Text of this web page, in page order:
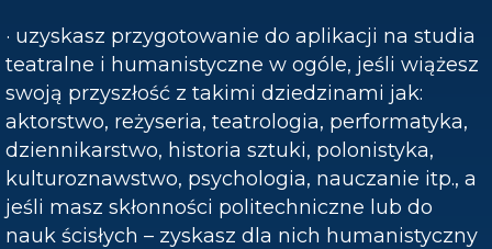
· uzyskasz przygotowanie do aplikacji na studia
teatralne i humanistyczne w ogóle, jeśli wiążesz
swoją przyszłość z takimi dziedzinami jak:
aktorstwo, reżyseria, teatrologia, performatyka,
dziennikarstwo, historia sztuki, polonistyka,
kulturoznawstwo, psychologia, nauczanie itp., a
jeśli masz skłonności politechniczne lub do
nauk ścisłych – zyskasz dla nich humanistyczny